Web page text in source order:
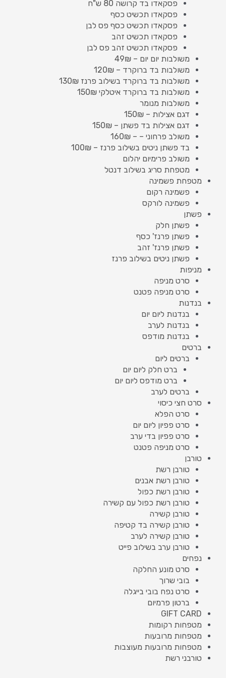
פסקאדו בד קרושה 80 ש"ח
פסקאדו תכשיט כסף
פסקאדו תכשיט כסף פס לבן
פסקאדו תכשיט זהב
פסקאדו תכשיט זהב פס לבן
משולבות יום יום – 49₪
משולבות בד ברוקרד – 120₪
משולבות בד ברוקרד בשילוב פרנז 130₪
משולבות בד ברוקרד איטלקי 150₪
משולבות מנומר
דגם אצילות – 150₪
דגם אצילות בד פשתן – 150₪
משולב פרחוני – – 160₪
בד פשתן ניטים בשילוב פרנז – 100₪
משולב פרימיום יהלום
מטפחת סריג בשילוב דנטל
מטפחת פשמינה
פשמינה רקום
פשמינה לורקס
פשתן
פשתן חלק
פשתן פרנז' כסף
פשתן פרנז' זהב
פשתן ניטים בשילוב פרנז
מניפות
סרט מניפה
סרט מניפה פטנט
בנדנות
בנדנות ליום יום
בנדנות לערב
בנדנות מודפס
ברטים
ברטים ליום
ברט חלק ליום יום
ברט מודפס ליום יום
ברטים לערב
סרט חצי כיסוי
סרט הפלא
סרט פפיון ליום יום
סרט פפיון בדי ערב
סרט מניפה פטנט
טורבן
טורבן רשת
טורבן רשת אבנים
טורבן רשת כפול
טורבן רשת כפול עם קשירה
טורבן קשירה
טורבן קשירה בד קטיפה
טורבן קשירה לערב
טורבן ערב בשילוב פייט
נפחים
סרט מונע החלקה
בובי שרוך
סרט נפח בובי בייגלה
ברטון פרמיום
GIFT CARD
מטפחות רקומות
מטפחות מרובעות
מטפחות מרובעות מעוצבות
טורבני רשת